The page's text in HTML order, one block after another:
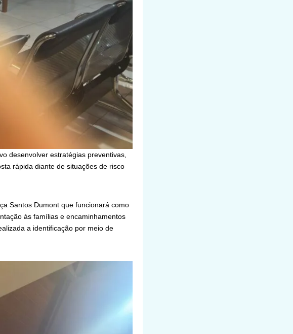
desenvolver estratégias preventivas,
rápida diante de situações de risco
Santos Dumont que funcionará como
às famílias e encaminhamentos
a identificação por meio de